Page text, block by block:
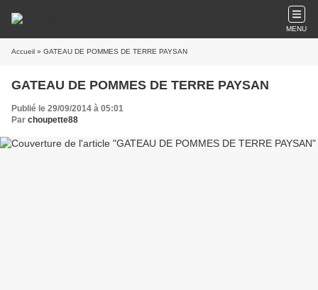
MENU
Accueil » GATEAU DE POMMES DE TERRE PAYSAN
GATEAU DE POMMES DE TERRE PAYSAN
Publié le 29/09/2014 à 05:01
Par choupette88